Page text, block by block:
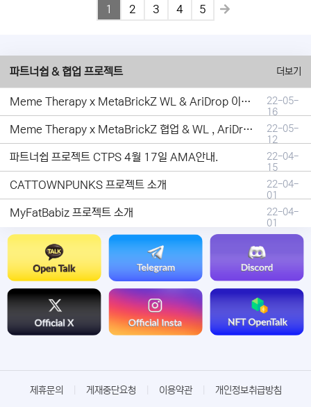
1 2 3 4 5
파트너쉽 & 협업 프로젝트 더보기
Meme Therapy x MetaBrickZ WL & AriDrop 이벤트 결과안내!
22-05-
16
Meme Therapy x MetaBrickZ 협업 & WL , AriDrop 이벤트 안내
22-05-
12
파트너쉽 프로젝트 CTPS 4월 17일 AMA안내.
22-04-
15
CATTOWNPUNKS 프로젝트 소개
22-04-
01
MyFatBabiz 프로젝트 소개
22-04-
01
제휴문의 게재중단요청 이용약관 개인정보취급방침